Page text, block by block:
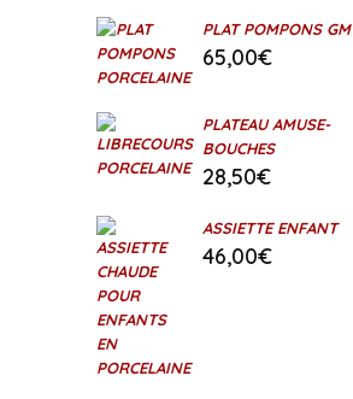
PLAT POMPONS GM
65,00€
PLATEAU AMUSE-
BOUCHES
28,50€
ASSIETTE ENFANT
46,00€